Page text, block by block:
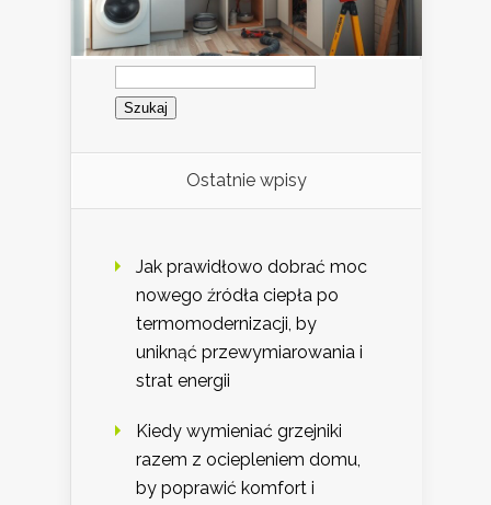
Szukaj:
Ostatnie wpisy
Jak prawidłowo dobrać moc
nowego źródła ciepła po
termomodernizacji, by
uniknąć przewymiarowania i
strat energii
Kiedy wymieniać grzejniki
razem z ociepleniem domu,
by poprawić komfort i